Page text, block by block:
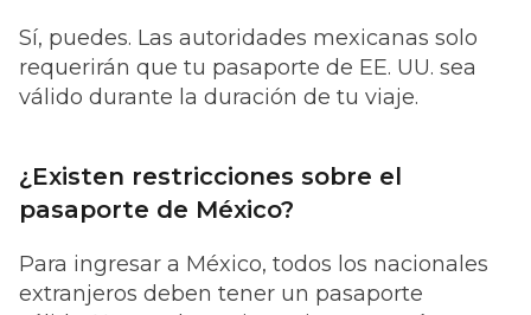
Sí, puedes. Las autoridades mexicanas solo
requerirán que tu pasaporte de EE. UU. sea
válido durante la duración de tu viaje.
¿Existen restricciones sobre el
pasaporte de México?
Para ingresar a México, todos los nacionales
extranjeros deben tener un pasaporte